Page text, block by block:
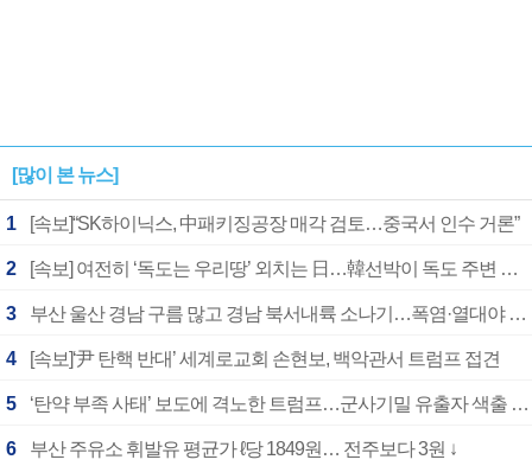
[많이 본 뉴스]
1 [속보]“SK하이닉스, 中패키징공장 매각 검토…중국서 인수 거론”
2 [속보] 여전히 ‘독도는 우리땅’ 외치는 日…韓선박이 독도 주변 해양조사 활동하자 반발
3 부산 울산 경남 구름 많고 경남 북서내륙 소나기…폭염·열대야 계속
4 [속보]‘尹 탄핵 반대’ 세계로교회 손현보, 백악관서 트럼프 접견
5 ‘탄약 부족 사태’ 보도에 격노한 트럼프…군사기밀 유출자 색출 지시
6 부산 주유소 휘발유 평균가 ℓ당 1849원… 전주보다 3원 ↓